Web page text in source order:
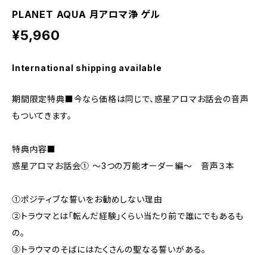
PLANET AQUA 月アロマ浄 ゲル
¥5,960
International shipping available
期間限定特典■今なら価格は同じで、惑星アロマお話会の音声
もついてきます。
特典内容■
惑星アロマお話会① 〜3つの万能オーダー編〜 音声３本
①ポジティブな誓いをお勧めしない理由
②トラウマとは「転んだ経験」くらい当たり前で誰にでもあるも
の。
③トラウマのそばにはたくさんの聖なる誓いがある。